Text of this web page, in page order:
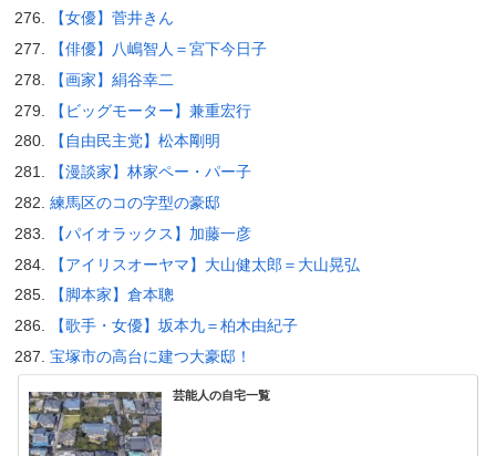
【女優】菅井きん
【俳優】八嶋智人＝宮下今日子
【画家】絹谷幸二
【ビッグモーター】兼重宏行
【自由民主党】松本剛明
【漫談家】林家ペー・パー子
練馬区のコの字型の豪邸
【パイオラックス】加藤一彦
【アイリスオーヤマ】大山健太郎＝大山晃弘
【脚本家】倉本聰
【歌手・女優】坂本九＝柏木由紀子
宝塚市の高台に建つ大豪邸！
芸能人の自宅一覧